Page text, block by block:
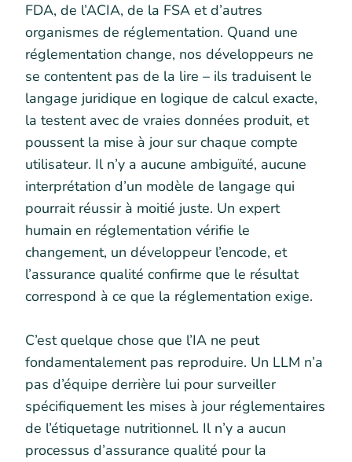
FDA, de l’ACIA, de la FSA et d’autres
organismes de réglementation. Quand une
réglementation change, nos développeurs ne
se contentent pas de la lire – ils traduisent le
langage juridique en logique de calcul exacte,
la testent avec de vraies données produit, et
poussent la mise à jour sur chaque compte
utilisateur. Il n’y a aucune ambiguïté, aucune
interprétation d’un modèle de langage qui
pourrait réussir à moitié juste. Un expert
humain en réglementation vérifie le
changement, un développeur l’encode, et
l’assurance qualité confirme que le résultat
correspond à ce que la réglementation exige.
C’est quelque chose que l’IA ne peut
fondamentalement pas reproduire. Un LLM n’a
pas d’équipe derrière lui pour surveiller
spécifiquement les mises à jour réglementaires
de l’étiquetage nutritionnel. Il n’y a aucun
processus d’assurance qualité pour la